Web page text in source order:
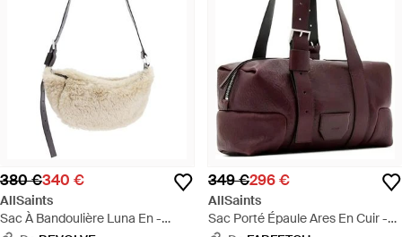
380 €340 €
AllSaints
Sac À Bandoulière Luna En -
349 €296 €
AllSaints
Sac Porté Épaule Ares En Cuir -